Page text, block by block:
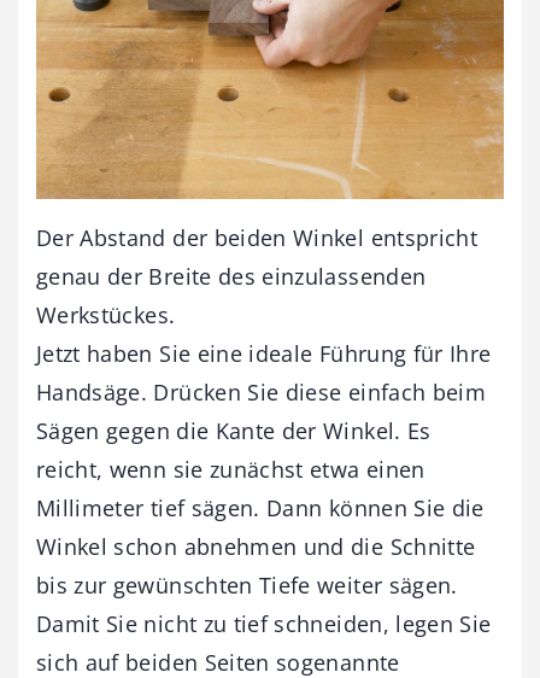
Der Abstand der beiden Winkel entspricht
genau der Breite des einzulassenden
Werkstückes.
Jetzt haben Sie eine ideale Führung für Ihre
Handsäge. Drücken Sie diese einfach beim
Sägen gegen die Kante der Winkel. Es
reicht, wenn sie zunächst etwa einen
Millimeter tief sägen. Dann können Sie die
Winkel schon abnehmen und die Schnitte
bis zur gewünschten Tiefe weiter sägen.
Damit Sie nicht zu tief schneiden, legen Sie
sich auf beiden Seiten sogenannte